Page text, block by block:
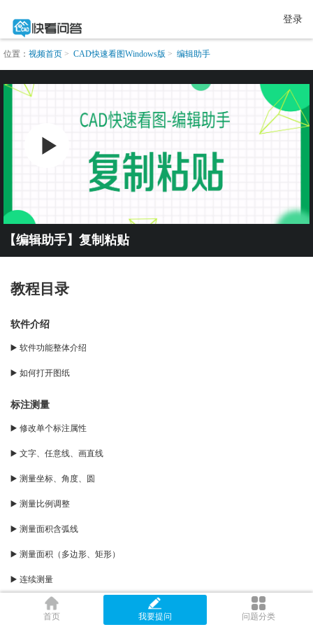
登录
位置： 视频首页 CAD快速看图Windows版 编辑助手
【编辑助手】复制粘贴
教程目录
软件介绍
▶️ 软件功能整体介绍
▶️ 如何打开图纸
标注测量
▶️ 修改单个标注属性
▶️ 文字、任意线、画直线
▶️ 测量坐标、角度、圆
▶️ 测量比例调整
▶️ 测量面积含弧线
▶️ 测量面积（多边形、矩形）
▶️ 连续测量
▶️ 点到直线距离
首页 我要提问 问题分类